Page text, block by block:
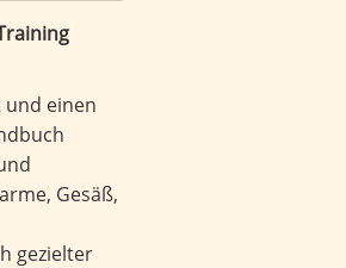
und einen
Gesäß,
gezielter